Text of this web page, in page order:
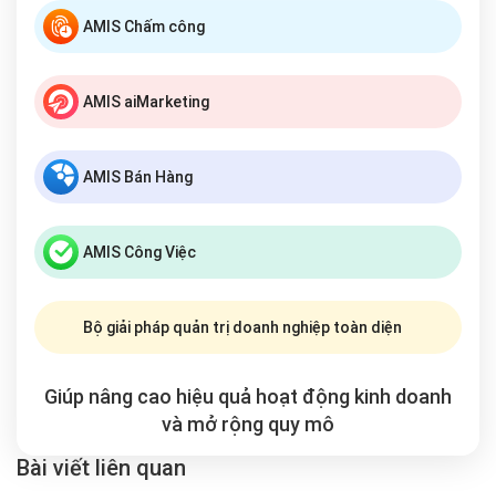
AMIS Chấm công
AMIS aiMarketing
AMIS Bán Hàng
AMIS Công Việc
Bộ giải pháp quản trị doanh nghiệp toàn diện
Giúp nâng cao hiệu quả hoạt động kinh doanh
và mở rộng quy mô
Bài viết liên quan